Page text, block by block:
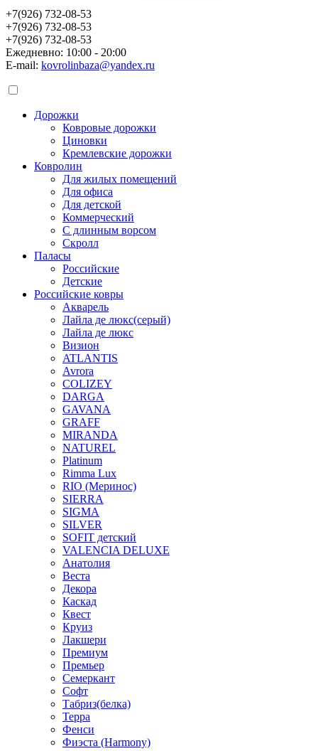
+7(926) 732-08-53
+7(926) 732-08-53
+7(926) 732-08-53
Ежедневно: 10:00 - 20:00
E-mail: kovrolinbaza@yandex.ru
Дорожки
Ковровые дорожки
Циновки
Кремлевские дорожки
Ковролин
Для жилых помещений
Для офиса
Для детской
Коммерческий
С длинным ворсом
Скролл
Паласы
Российские
Детские
Российские ковры
Акварель
Лайла де люкс(серый)
Лайла де люкс
Визион
ATLANTIS
Avrora
COLIZEY
DARGA
GAVANA
GRAFF
MIRANDA
NATUREL
Platinum
Rimma Lux
RIO (Меринос)
SIERRA
SIGMA
SILVER
SOFIT детский
VALENCIA DELUXE
Анатолия
Веста
Декора
Каскад
Квест
Круиз
Лакшери
Премиум
Премьер
Семеркант
Софт
Табриз(белка)
Терра
Фенси
Фиэста (Harmony)